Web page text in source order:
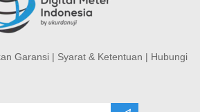
Garansi | Syarat & Ketentuan | Hubungi